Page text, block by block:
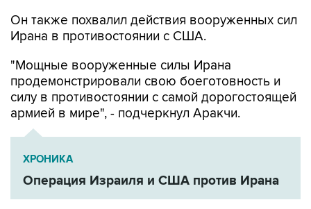
Он также похвалил действия вооруженных сил
Ирана в противостоянии с США.
"Мощные вооруженные силы Ирана
продемонстрировали свою боеготовность и
силу в противостоянии с самой дорогостоящей
армией в мире", - подчеркнул Аракчи.
ХРОНИКА
Операция Израиля и США против Ирана